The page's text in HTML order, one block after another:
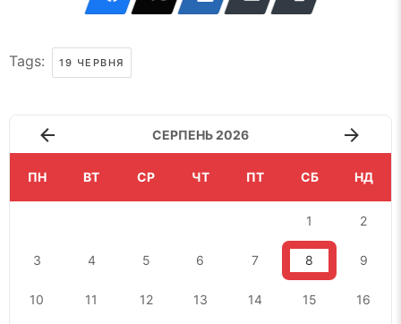
Tags: 19 ЧЕРВНЯ
СЕРПЕНЬ 2026
ПН ВТ СР ЧТ ПТ СБ НД
1 2
3 4 5 6 7 8 9
10 11 12 13 14 15 16